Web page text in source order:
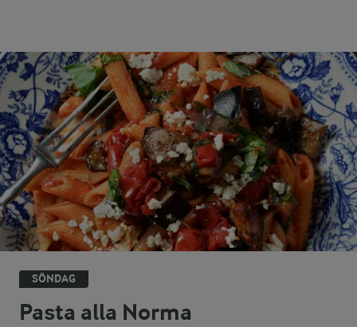
SÖNDAG
Pasta alla Norma